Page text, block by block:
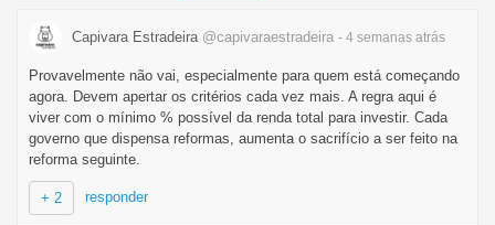
Capivara Estradeira @capivaraestradeira - 4 semanas atrás
Provavelmente não vai, especialmente para quem está começando
agora. Devem apertar os critérios cada vez mais. A regra aqui é
viver com o mínimo % possível da renda total para investir. Cada
governo que dispensa reformas, aumenta o sacrifício a ser feito na
reforma seguinte.
+ 2 responder